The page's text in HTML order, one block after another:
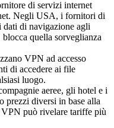
di servizi internet
Negli USA, i fornitori di
dati di navigazione agli
quella sorveglianza
VPN ad accesso
di accedere ai file
luogo.
aeree, gli hotel e i
prezzi diversi in base alla
può rivelare tariffe più